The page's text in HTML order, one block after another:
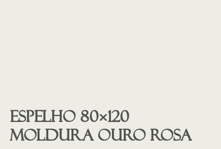
Espelho 80×120
moldura ouro rosa